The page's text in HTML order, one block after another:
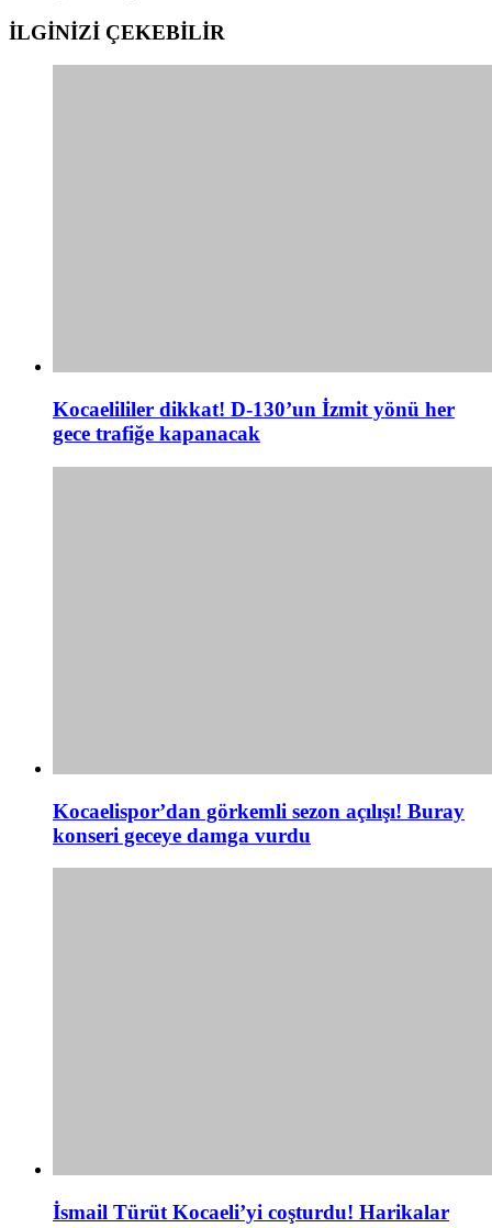
İLGİNİZİ ÇEKEBİLİR
Kocaelililer dikkat! D-130’un İzmit yönü her
gece trafiğe kapanacak
Kocaelispor’dan görkemli sezon açılışı! Buray
konseri geceye damga vurdu
İsmail Türüt Kocaeli’yi coşturdu! Harikalar